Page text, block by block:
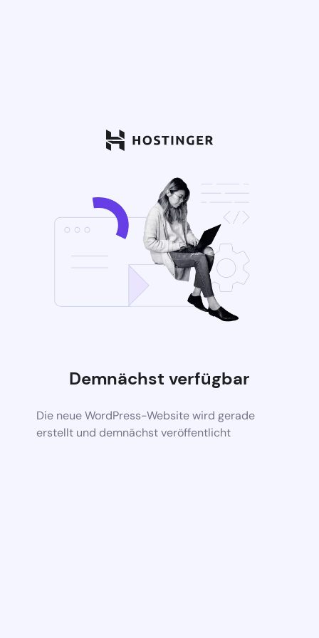
Demnächst verfügbar
Die neue WordPress-Website wird gerade
erstellt und demnächst veröffentlicht